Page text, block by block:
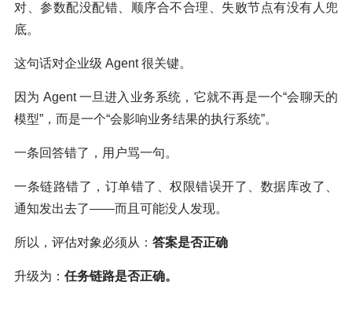
对、参数配没配错、顺序合不合理、失败节点有没有人兜
底。
这句话对企业级 Agent 很关键。
因为 Agent 一旦进入业务系统，它就不再是一个“会聊天的
模型”，而是一个“会影响业务结果的执行系统”。
一条回答错了，用户骂一句。
一条链路错了，订单错了、权限错误开了、数据库改了、
通知发出去了——而且可能没人发现。
所以，评估对象必须从： 答案是否正确
升级为： 任务链路是否正确。